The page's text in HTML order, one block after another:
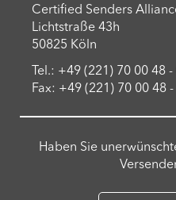
Certified Senders
Lichtstraße 43h
50825 Köln
Tel.: +49 (221) 70 00 48 -
Fax: +49 (221) 70 00 48 -
Haben Sie